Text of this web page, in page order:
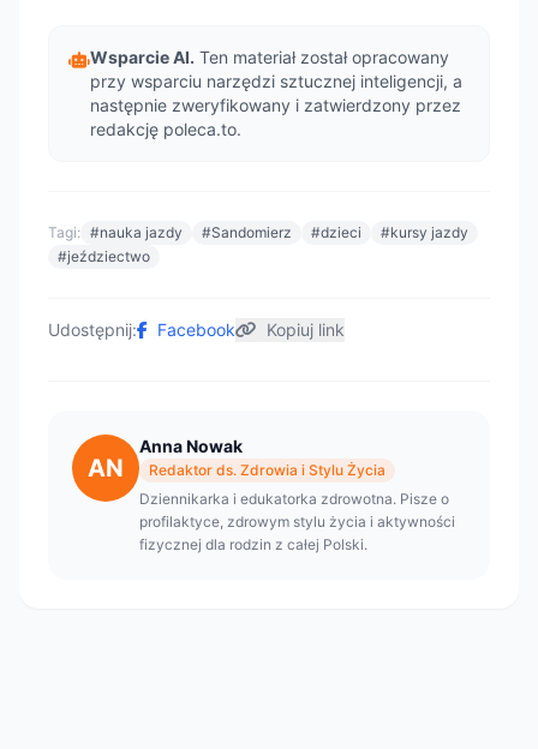
Wsparcie AI. Ten materiał został opracowany
przy wsparciu narzędzi sztucznej inteligencji, a
następnie zweryfikowany i zatwierdzony przez
redakcję poleca.to.
Tagi: #nauka jazdy #Sandomierz #dzieci
#kursy jazdy
#jeździectwo
Udostępnij: Facebook Kopiuj link
AN
Anna Nowak
Redaktor ds. Zdrowia i Stylu Życia
Dziennikarka i edukatorka zdrowotna. Pisze o
profilaktyce, zdrowym stylu życia i aktywności
fizycznej dla rodzin z całej Polski.